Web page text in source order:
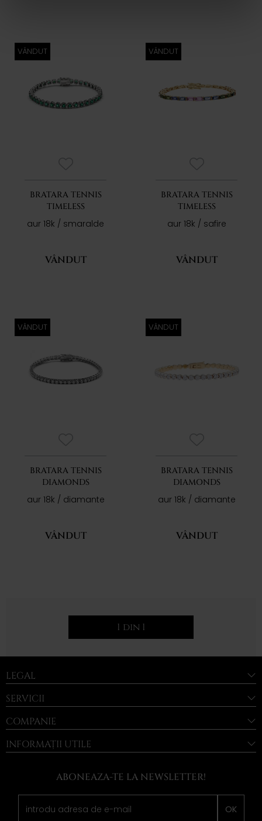
VÂNDUT
BRATARA TENNIS
TIMELESS
aur 18k / smaralde
VÂNDUT
VÂNDUT
BRATARA TENNIS
TIMELESS
aur 18k / safire
VÂNDUT
VÂNDUT
BRATARA TENNIS
DIAMONDS
aur 18k / diamante
VÂNDUT
VÂNDUT
BRATARA TENNIS
DIAMONDS
aur 18k / diamante
VÂNDUT
1 din 1
LEGAL
SERVICII
COMPANIE
INFORMAȚII UTILE
ABONEAZA-TE LA NEWSLETTER!
OK